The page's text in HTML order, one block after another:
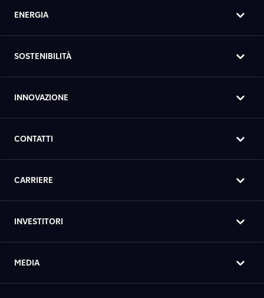
ENERGIA
SOSTENIBILITÀ
INNOVAZIONE
CONTATTI
CARRIERE
INVESTITORI
MEDIA